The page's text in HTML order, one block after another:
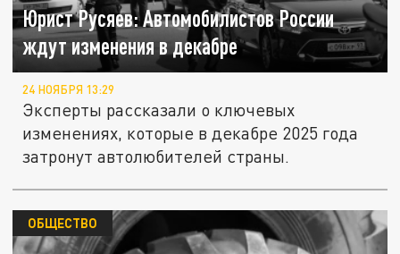
Юрист Русяев: Автомобилистов России
ждут изменения в декабре
24 НОЯБРЯ 13:29
Эксперты рассказали о ключевых
изменениях, которые в декабре 2025 года
затронут автолюбителей страны.
ОБЩЕСТВО